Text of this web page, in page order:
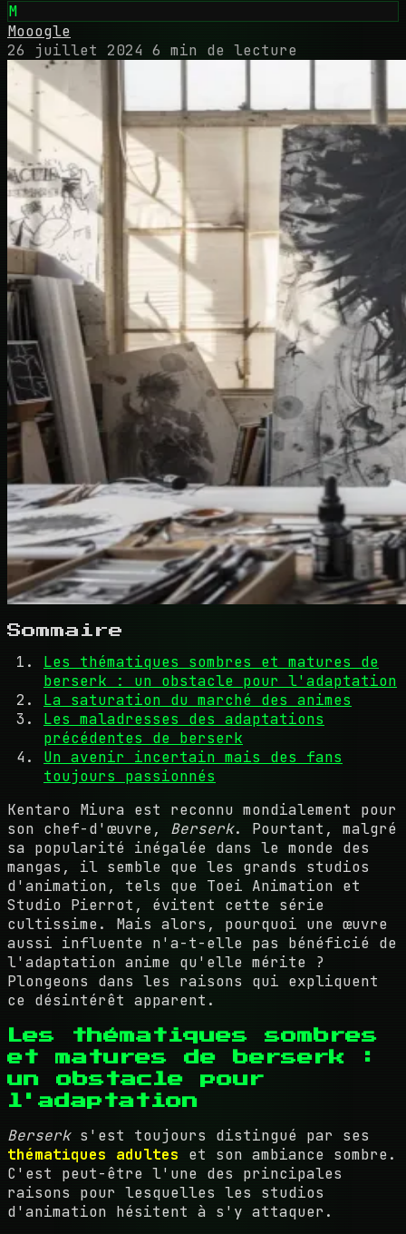
M
Mooogle
26 juillet 2024 6 min de lecture
Sommaire
Les thématiques sombres et matures de
berserk : un obstacle pour l'adaptation
La saturation du marché des animes
Les maladresses des adaptations
précédentes de berserk
Un avenir incertain mais des fans
toujours passionnés
Kentaro Miura est reconnu mondialement pour
son chef-d'œuvre, Berserk. Pourtant, malgré
sa popularité inégalée dans le monde des
mangas, il semble que les grands studios
d'animation, tels que Toei Animation et
Studio Pierrot, évitent cette série
cultissime. Mais alors, pourquoi une œuvre
aussi influente n'a-t-elle pas bénéficié de
l'adaptation anime qu'elle mérite ?
Plongeons dans les raisons qui expliquent
ce désintérêt apparent.
Les thématiques sombres
et matures de berserk :
un obstacle pour
l'adaptation
Berserks'est toujours distingué par ses
thématiques adultes et son ambiance sombre.
C'est peut-être l'une des principales
raisons pour lesquelles les studios
d'animation hésitent à s'y attaquer.